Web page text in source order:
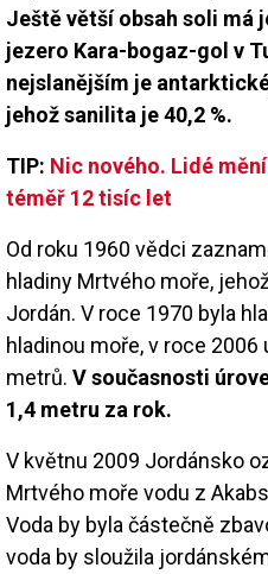
Ještě větší obsah soli má
jezero Kara-bogaz-gol v
nejslanějším je
jehož sanilita je 40,2 %.
TIP: Nic nového. Lidé
téměř 12 tisíc let
Od roku 1960 vědci
hladiny Mrtvého moře,
Jordán. V roce 1970 byla
hladinou moře, v roce 2006
metrů. V současnosti
1,4 metru za rok.
V květnu 2009 Jordánsko
Mrtvého moře vodu z
Voda by byla částečně
voda by sloužila